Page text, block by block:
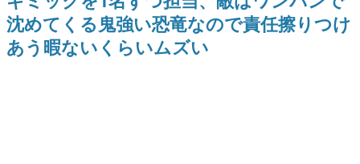
解説を掲載。約20年の歴史が一望できる決定版！
若ゲのいたり〜ゲームクリエイターの青春〜
『うつヌケ』『ペンと箸』等で知られるマンガ家・田中圭
沈めてくる鬼強い恐竜なので責任擦りつけ
あう暇ないくらいムズい